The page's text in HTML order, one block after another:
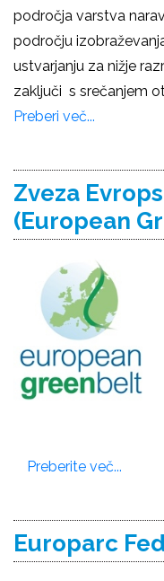
področja varstva
področju
ustvarjanju za nižje
zaključi s srečanjem
Preberi več...
Zveza
(European
Preberite več...
Europarc